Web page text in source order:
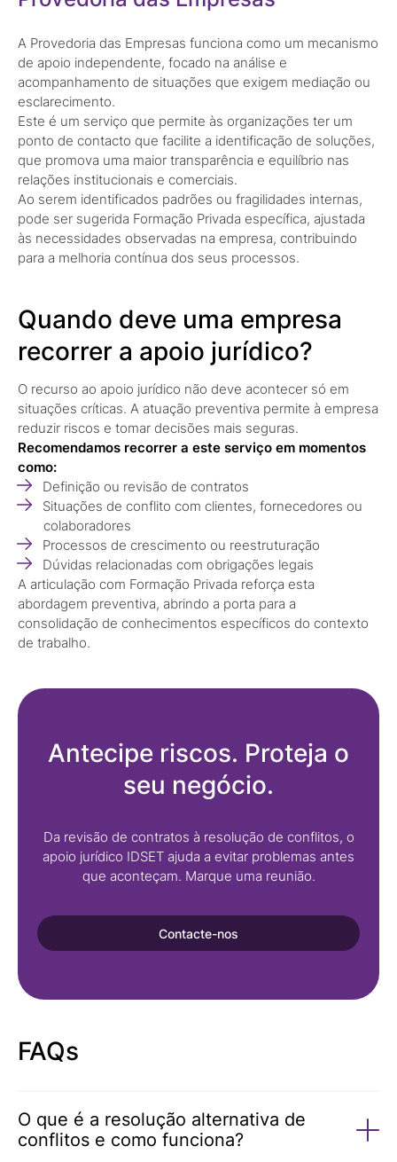
A Provedoria das Empresas funciona como um mecanismo
de apoio independente, focado na análise e
acompanhamento de situações que exigem mediação ou
esclarecimento.
Este é um serviço que permite às organizações ter um
ponto de contacto que facilite a identificação de soluções,
que promova uma maior transparência e equilíbrio nas
relações institucionais e comerciais.
Ao serem identificados padrões ou fragilidades internas,
pode ser sugerida Formação Privada específica, ajustada
às necessidades observadas na empresa, contribuindo
para a melhoria contínua dos seus processos.
Quando deve uma empresa
recorrer a apoio jurídico?
O recurso ao apoio jurídico não deve acontecer só em
situações críticas. A atuação preventiva permite à empresa
reduzir riscos e tomar decisões mais seguras.
Recomendamos recorrer a este serviço em momentos
como:
Definição ou revisão de contratos
Situações de conflito com clientes, fornecedores ou
colaboradores
Processos de crescimento ou reestruturação
Dúvidas relacionadas com obrigações legais
A articulação com Formação Privada reforça esta
abordagem preventiva, abrindo a porta para a
consolidação de conhecimentos específicos do contexto
de trabalho.
Antecipe riscos. Proteja o
seu negócio.
Da revisão de contratos à resolução de conflitos, o
apoio jurídico IDSET ajuda a evitar problemas antes
que aconteçam. Marque uma reunião.
Contacte-nos
FAQs
O que é a resolução alternativa de
conflitos e como funciona?